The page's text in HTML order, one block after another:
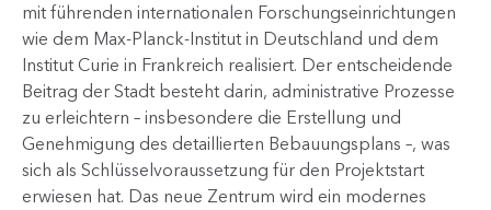
mit führenden internationalen Forschungseinrichtungen
wie dem Max-Planck-Institut in Deutschland und dem
Institut Curie in Frankreich realisiert. Der entscheidende
Beitrag der Stadt besteht darin, administrative Prozesse
zu erleichtern – insbesondere die Erstellung und
Genehmigung des detaillierten Bebauungsplans –, was
sich als Schlüsselvoraussetzung für den Projektstart
erwiesen hat. Das neue Zentrum wird ein modernes